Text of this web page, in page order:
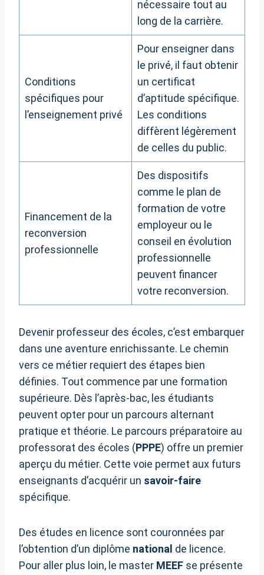
nécessaire tout au
long de la carrière.
Conditions
spécifiques pour
l’enseignement privé
Pour enseigner dans
le privé, il faut obtenir
un certificat
d’aptitude spécifique.
Les conditions
diffèrent légèrement
de celles du public.
Financement de la
reconversion
professionnelle
Des dispositifs
comme le plan de
formation de votre
employeur ou le
conseil en évolution
professionnelle
peuvent financer
votre reconversion.
Devenir professeur des écoles, c’est embarquer
dans une aventure enrichissante. Le chemin
vers ce métier requiert des étapes bien
définies. Tout commence par une formation
supérieure. Dès l’après-bac, les étudiants
peuvent opter pour un parcours alternant
pratique et théorie. Le parcours préparatoire au
professorat des écoles (PPPE) offre un premier
aperçu du métier. Cette voie permet aux futurs
enseignants d’acquérir un savoir-faire
spécifique.
Des études en licence sont couronnées par
l’obtention d’un diplôme national de licence.
Pour aller plus loin, le master MEEF se présente